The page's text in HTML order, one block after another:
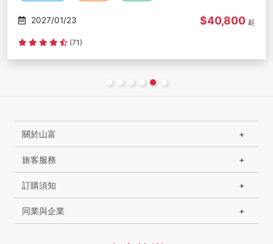
2027/01/23 $37,800 起
(248)
關於山富
旅客服務
訂購須知
同業與企業